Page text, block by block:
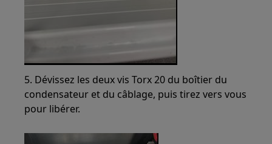
5. Dévissez les deux vis Torx 20 du boîtier du
condensateur et du câblage, puis tirez vers vous
pour libérer.